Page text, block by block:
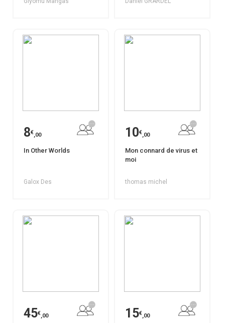
8€,00
In Other Worlds
Galox Des
10€,00
Mon connard de virus et
moi
thomas michel
45€,00 15€,00